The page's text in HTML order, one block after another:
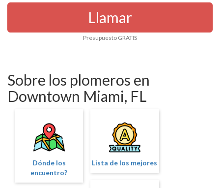
Llamar
Presupuesto GRATIS
Sobre los plomeros en
Downtown Miami, FL
Dónde los
encuentro?
Lista de los mejores